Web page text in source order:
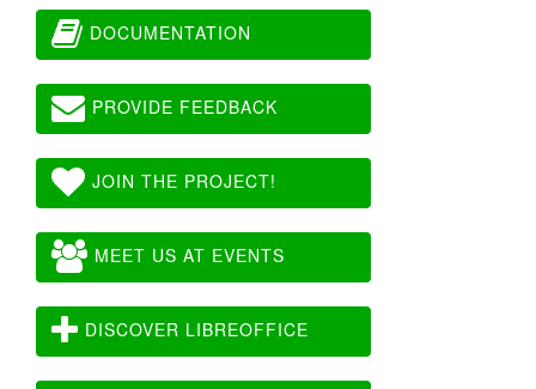
DOCUMENTATION
PROVIDE FEEDBACK
JOIN THE PROJECT!
MEET US AT EVENTS
DISCOVER LIBREOFFICE